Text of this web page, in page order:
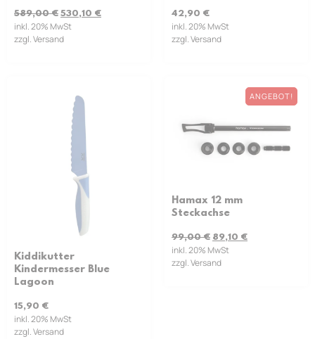
589,00€ 530,10 €
inkl. 20% MwSt
zzgl. Versand
42,90 €
inkl. 20% MwSt
zzgl. Versand
Kiddikutter
Kindermesser Blue
Lagoon
15,90 €
inkl. 20% MwSt
zzgl. Versand
ANGEBOT!
Hamax 12 mm
Steckachse
99,00€ 89,10 €
inkl. 20% MwSt
zzgl. Versand